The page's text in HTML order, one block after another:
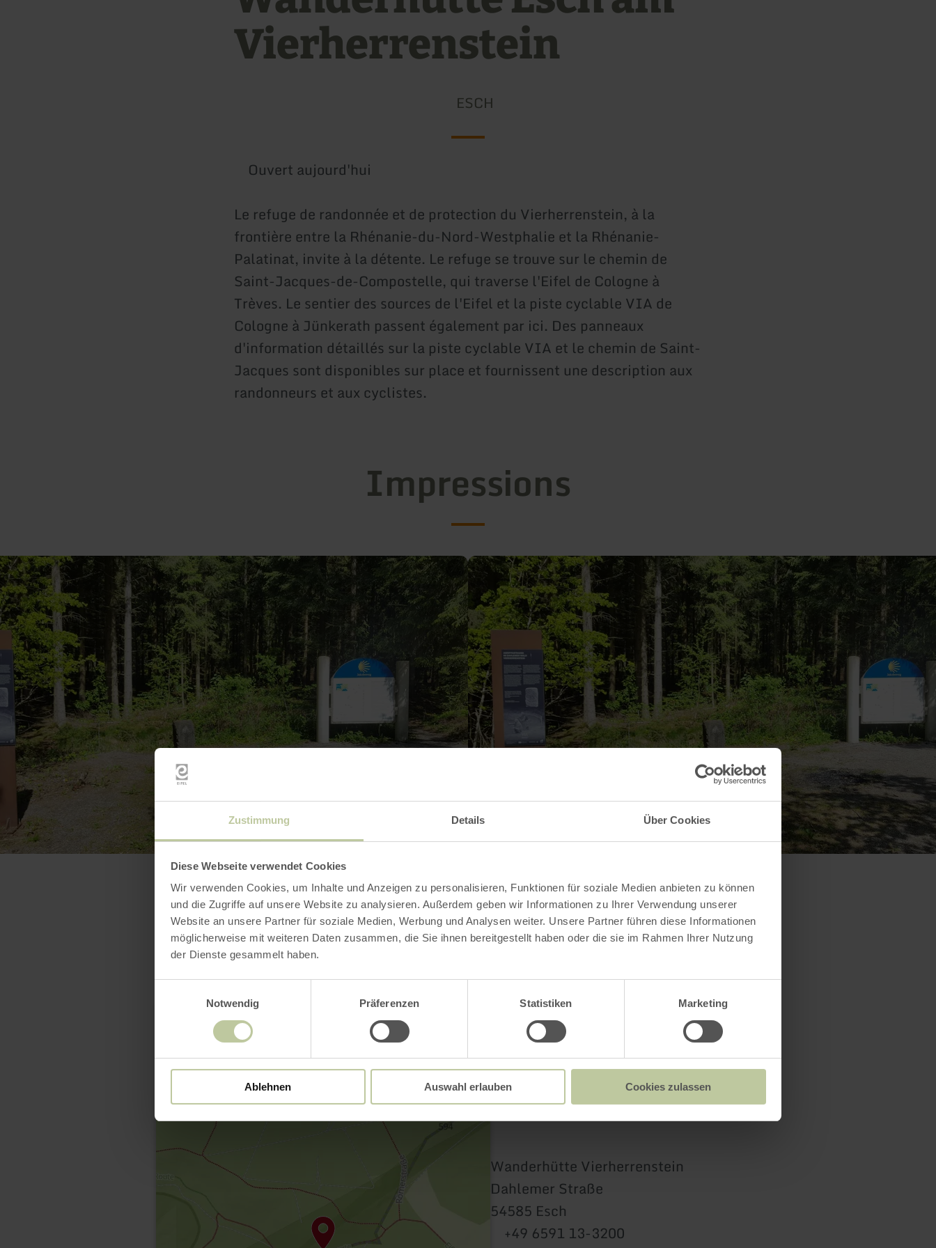
Zustimmung Details Über Cookies
Diese Webseite verwendet Cookies
Wir verwenden Cookies, um Inhalte und Anzeigen zu personalisieren, Funktionen für soziale Medien anbieten zu können
und die Zugriffe auf unsere Website zu analysieren. Außerdem geben wir Informationen zu Ihrer Verwendung unserer
Website an unsere Partner für soziale Medien, Werbung und Analysen weiter. Unsere Partner führen diese Informationen
möglicherweise mit weiteren Daten zusammen, die Sie ihnen bereitgestellt haben oder die sie im Rahmen Ihrer Nutzung
der Dienste gesammelt haben.
Notwendig
Präferenzen Statistiken Marketing
Ablehnen Auswahl erlauben Cookies zulassen
Vierherrenstein
ESCH
Ouvert aujourd'hui
Le refuge de randonnée et de protection du Vierherrenstein, à la
frontière entre la Rhénanie-du-Nord-Westphalie et la Rhénanie-
Palatinat, invite à la détente. Le refuge se trouve sur le chemin de
Saint-Jacques-de-Compostelle, qui traverse l'Eifel de Cologne à
Trèves. Le sentier des sources de l'Eifel et la piste cyclable VIA de
Cologne à Jünkerath passent également par ici. Des panneaux
d'information détaillés sur la piste cyclable VIA et le chemin de Saint-
Jacques sont disponibles sur place et fournissent une description aux
randonneurs et aux cyclistes.
Impressions
Contact
Wanderhütte Vierherrenstein
Dahlemer Straße
54585 Esch
+49 6591 13-3200